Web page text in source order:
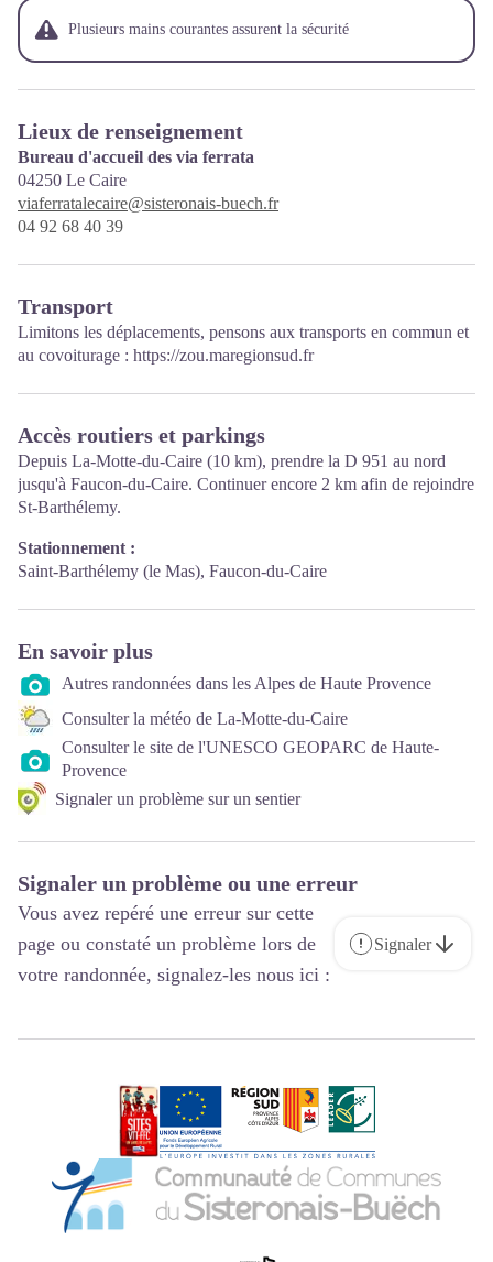
Plusieurs mains courantes assurent la sécurité
Lieux de renseignement
Bureau d'accueil des via ferrata
04250 Le Caire
viaferratalecaire@sisteronais-buech.fr
04 92 68 40 39
Transport
Limitons les déplacements, pensons aux transports en commun et
au covoiturage : https://zou.maregionsud.fr
Accès routiers et parkings
Depuis La-Motte-du-Caire (10 km), prendre la D 951 au nord
jusqu'à Faucon-du-Caire. Continuer encore 2 km afin de rejoindre
St-Barthélemy.
Stationnement :
Saint-Barthélemy (le Mas), Faucon-du-Caire
En savoir plus
Autres randonnées dans les Alpes de Haute Provence
Consulter la météo de La-Motte-du-Caire
Consulter le site de l'UNESCO GEOPARC de Haute-
Provence
Signaler un problème sur un sentier
Signaler un problème ou une erreur
Vous avez repéré une erreur sur cette
page ou constaté un problème lors de
votre randonnée, signalez-les nous ici :
Signaler